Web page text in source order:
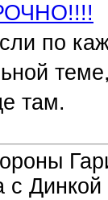
по
там.
Динкой